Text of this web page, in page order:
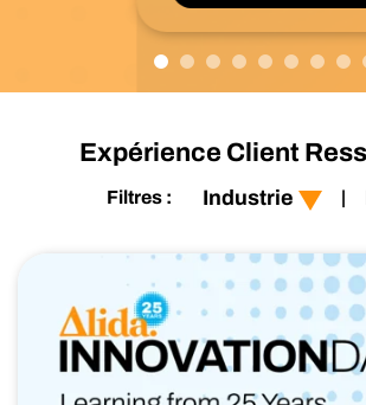
Expérience Client
Filtres : Industrie
les services financiers
de détail,
consommation,
soins de santé,
technologie
|
expérience
expérience
expérience
Technologie